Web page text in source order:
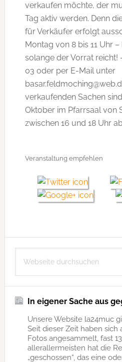
verkaufen möchte, der
Tag aktiv werden. Denn
für Verkäufer erfolgt
Montag von 8 bis 11 Uhr
solange der Vorrat reicht!
03 oder per E-Mail unter
verkaufenden Sachen
Oktober im Pfarrsaal von
zwischen 16 und 18 Uhr
Veranstaltung empfehlen
Seitenspalte
durchsuchen
In eigener Sache aus
Unsere Website la24muc
Seit dieser Zeit haben
Fotos angesammelt, fast
allerallermeisten hat die
„geschossen“, das eine